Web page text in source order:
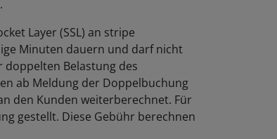
Layer (SSL) an stripe
Minuten dauern und darf nicht
Belastung des
ab Meldung der Doppelbuchung
den Kunden weiterberechnet. Für
gestellt. Diese Gebühr berechnen